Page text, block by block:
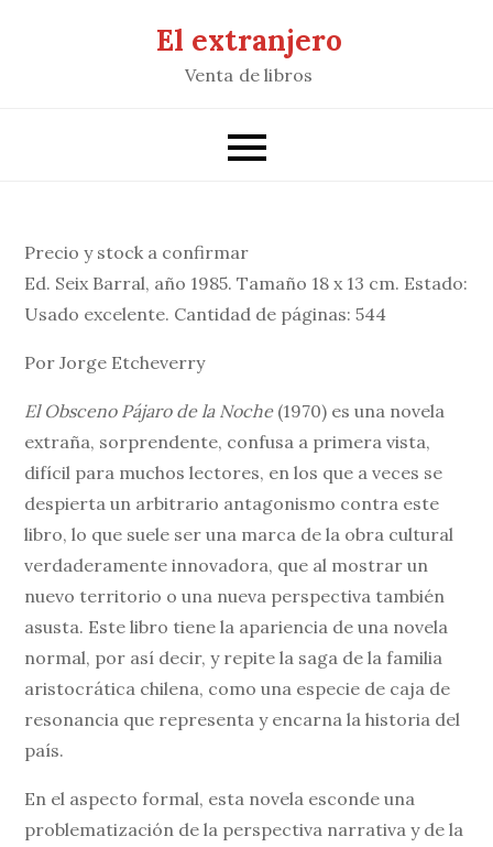
El extranjero
Venta de libros
Precio y stock a confirmar
Ed. Seix Barral, año 1985. Tamaño 18 x 13 cm. Estado:
Usado excelente. Cantidad de páginas: 544
Por Jorge Etcheverry
El Obsceno Pájaro de la Noche(1970) es una novela
extraña, sorprendente, confusa a primera vista,
difícil para muchos lectores, en los que a veces se
despierta un arbitrario antagonismo contra este
libro, lo que suele ser una marca de la obra cultural
verdaderamente innovadora, que al mostrar un
nuevo territorio o una nueva perspectiva también
asusta. Este libro tiene la apariencia de una novela
normal, por así decir, y repite la saga de la familia
aristocrática chilena, como una especie de caja de
resonancia que representa y encarna la historia del
país.
En el aspecto formal, esta novela esconde una
problematización de la perspectiva narrativa y de la